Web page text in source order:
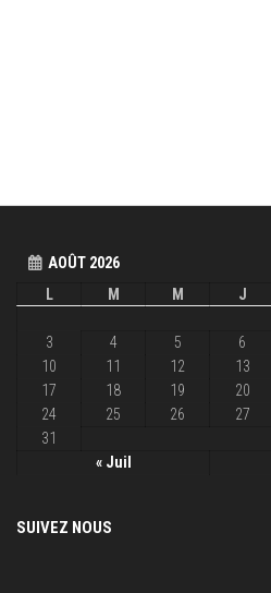
AOÛT 2026
L
M M J
« Juil
3
4 5 6
10
11 12 13
17
18 19 20
24
25 26 27
31
SUIVEZ NOUS